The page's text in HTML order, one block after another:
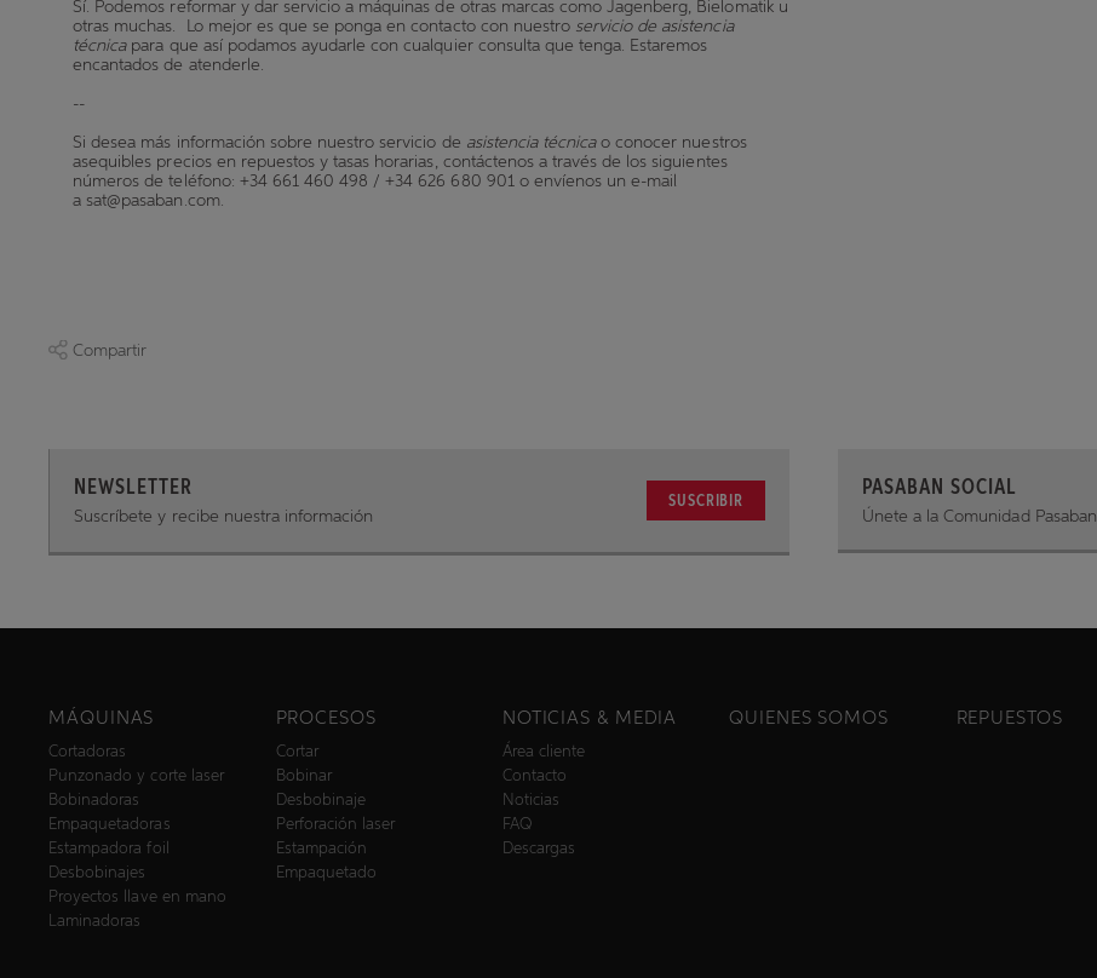
Sí. Podemos reformar y dar servicio a máquinas de otras marcas como Jagenberg, Bielomatik u
otras muchas. Lo mejor es que se ponga en contacto con nuestro servicio de asistencia
técnicapara que así podamos ayudarle con cualquier consulta que tenga. Estaremos
encantados de atenderle.
--
Si desea más información sobre nuestro servicio de asistencia técnicao conocer nuestros
asequibles precios en repuestos y tasas horarias, contáctenos a través de los siguientes
números de teléfono: +34 661 460 498 / +34 626 680 901 o envíenos un e-mail
a sat@pasaban.com.
Compartir
NEWSLETTER
Suscríbete y recibe nuestra información
SUSCRIBIR
PASABAN SOCIAL
Únete a la Comunidad Pasaban
MÁQUINAS
Cortadoras
Punzonado y corte laser
Bobinadoras
Empaquetadoras
Estampadora foil
Desbobinajes
Proyectos llave en mano
Laminadoras
PROCESOS
Cortar
Bobinar
Desbobinaje
Perforación laser
Estampación
Empaquetado
NOTICIAS & MEDIA
Área cliente
Contacto
Noticias
FAQ
Descargas
QUIENES SOMOS REPUESTOS